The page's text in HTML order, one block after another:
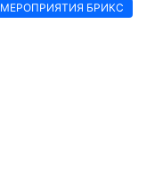
МЕРОПРИЯТИЯ БРИКС